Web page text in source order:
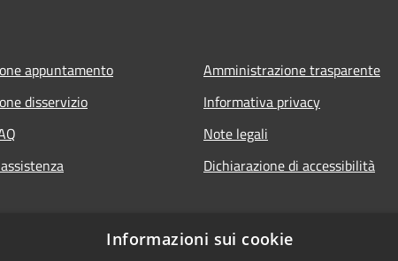
appuntamento
disservizio
Amministrazione trasparente
Informativa privacy
Note legali
Dichiarazione di accessibilità
Informazioni sui cookie